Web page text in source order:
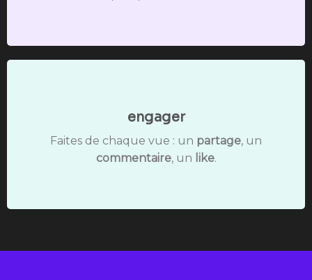
engager
Faites de chaque vue : un partage, un
commentaire, un like.